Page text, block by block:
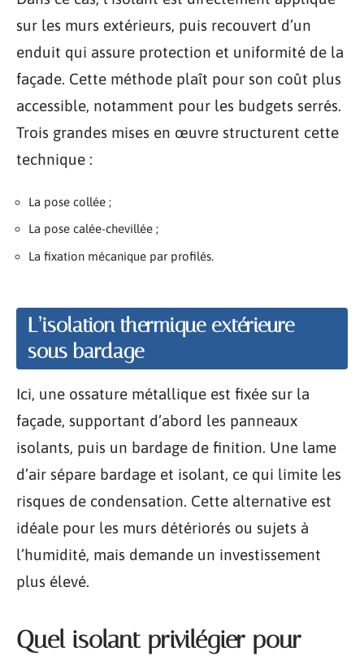
sur les murs extérieurs, puis recouvert d’un
enduit qui assure protection et uniformité de la
façade. Cette méthode plaît pour son coût plus
accessible, notamment pour les budgets serrés.
Trois grandes mises en œuvre structurent cette
technique :
La pose collée ;
La pose calée-chevillée ;
La fixation mécanique par profilés.
L’isolation thermique extérieure
sous bardage
Ici, une ossature métallique est fixée sur la
façade, supportant d’abord les panneaux
isolants, puis un bardage de finition. Une lame
d’air sépare bardage et isolant, ce qui limite les
risques de condensation. Cette alternative est
idéale pour les murs détériorés ou sujets à
l’humidité, mais demande un investissement
plus élevé.
Quel isolant privilégier pour